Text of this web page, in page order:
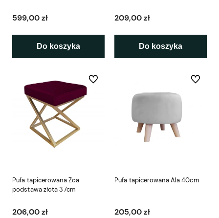
599,00 zł
Do koszyka
209,00 zł
Do koszyka
Pufa tapicerowana Zoa
podstawa złota 37cm
206,00 zł
Do ulubionych
Pufa tapicerowana Ala 40cm
205,00 zł
Do